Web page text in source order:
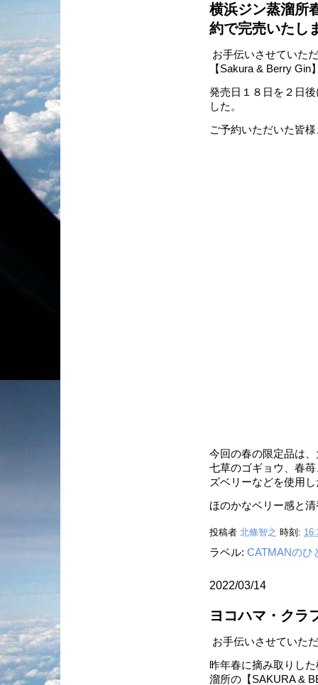
横浜ジン蒸溜所
約で完売いたし
お手伝いさせていた
【Sakura & Berry Gin
発売日１８日を２日
した。
ご予約いただいた皆
今回の春の限定品は
七草のゴギョウ、春
ズベリーなどを使用
ほのかなベリー感と
投稿者 北條智之 時刻:
ラベル: CATMANのひ
2022/03/14
ヨコハマ・クラ
お手伝いさせていた
昨年春に摘み取りし
溜所の【SAKURA &